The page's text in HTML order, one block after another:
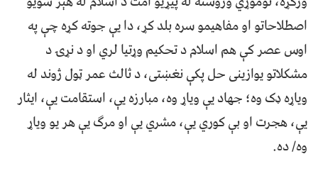
اصطلاحاتو او مفاهیمو سره بلد کړ، دا یې جوته کړه چې په
اوس عصر کې هم اسلام د تحکیم وړتیا لري او د نړۍ د
مشکلاتو یوازینی حل پکې نغښتی، د ثالث عمر ټول ژوند له
ویاړه ډک وه؛ جهاد یې ویاړ وه، مبارزه یې، استقامت یې، ایثار
یې، هجرت او بې کوري یې، مشري یې او مرګ یې هر یو ویاړ
وه/ ده.